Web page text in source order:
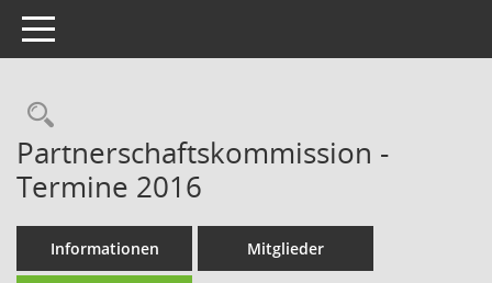
Toggle navigation
Rechercheauswahl
Partnerschaftskommission -
Termine 2016
Informationen Mitglieder